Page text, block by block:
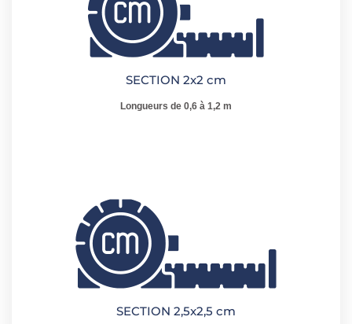
SECTION 2x2 cm
Longueurs de 0,6 à 1,2 m
SECTION 2,5x2,5 cm